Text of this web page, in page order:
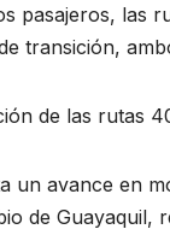
pasajeros, las
transición,
de las rutas
avance en
de Guayaquil,